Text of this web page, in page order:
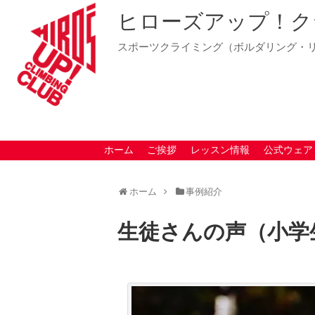
ヒローズアップ！
スポーツクライミング（ボルダリング・
ホーム ご挨拶 レッスン情報 公式ウェ
ホーム 事例紹介
生徒さんの声（小